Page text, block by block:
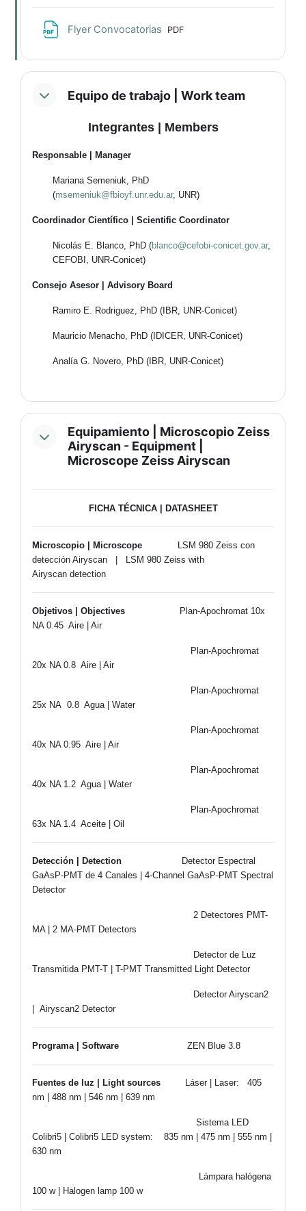
Flyer Convocatorias Archivo
PDF
Equipo de trabajo | Work team
Integrantes | Members
Responsable | Manager
Mariana Semeniuk, PhD
(msemeniuk@fbioyf.unr.edu.ar, UNR)
Coordinador Científico | Scientific Coordinator
Nicolás E. Blanco, PhD (blanco@cefobi-conicet.gov.ar,
CEFOBI, UNR-Conicet)
Consejo Asesor | Advisory Board
Ramiro E. Rodriguez, PhD (IBR, UNR-Conicet)
Mauricio Menacho, PhD (IDICER, UNR-Conicet)
Analía G. Novero, PhD (IBR, UNR-Conicet)
Equipamiento | Microscopio Zeiss
Airyscan - Equipment |
Microscope Zeiss Airyscan
FICHA TÉCNICA | DATASHEET
Microscopio | Microscope
LSM 980 Zeiss con
detección Airyscan | LSM 980 Zeiss with
Airyscan detection
Objetivos | Objectives
Plan-Apochromat 10x
NA 0.45 Aire | Air
Plan-Apochromat
20x NA 0.8 Aire | Air
Plan-Apochromat
25x NA 0.8 Agua | Water
Plan-Apochromat
40x NA 0.95 Aire | Air
Plan-Apochromat
40x NA 1.2 Agua | Water
Plan-Apochromat
63x NA 1.4 Aceite | Oil
Detección | Detection Detector Espectral
GaAsP-PMT de 4 Canales | 4-Channel GaAsP-PMT Spectral
Detector
2 Detectores PMT-
MA | 2 MA-PMT Detectors
Detector de Luz
Transmitida PMT-T | T-PMT Transmitted Light Detector
Detector Airyscan2
| Airyscan2 Detector
Programa | Software ZEN Blue 3.8
Fuentes de luz | Light sources Láser | Laser:
405
nm | 488 nm | 546 nm | 639 nm
Sistema LED
Colibri5 | Colibri5 LED system: 835 nm | 475 nm | 555 nm |
630 nm
Lámpara halógena
100 w | Halogen lamp 100 w